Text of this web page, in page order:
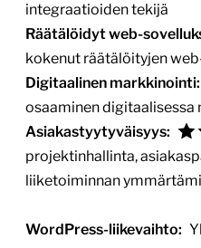
integraatioiden tekijä
Räätälöidyt web-
kokenut räätälöityjen
Digitaalinen markkinointi:
osaaminen digitaalisessa
Asiakastyytyväisyys:
projektinhallinta,
liiketoiminnan
WordPress-liikevaihto: